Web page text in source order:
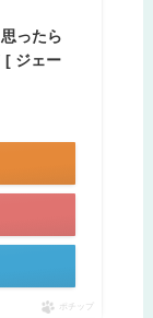
ったら
[ ジェー
ポチップ